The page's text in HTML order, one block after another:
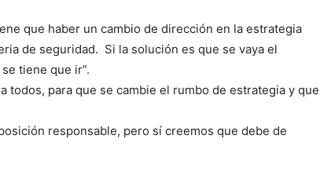
que haber un cambio de dirección en la estrategia
de seguridad. Si la solución es que se vaya el
tiene que ir”.
todos, para que se cambie el rumbo de estrategia y que
responsable, pero sí creemos que debe de